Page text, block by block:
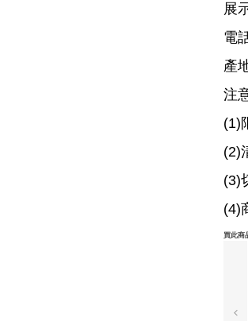
展
電
產
注
(1)
(2)
(3)
(4)
買此商